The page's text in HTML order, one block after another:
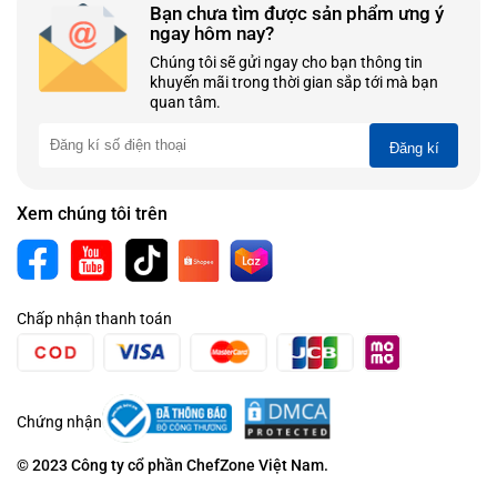
Bạn chưa tìm được sản phẩm ưng ý
ngay hôm nay?
Chúng tôi sẽ gửi ngay cho bạn thông tin
khuyến mãi trong thời gian sắp tới mà bạn
quan tâm.
Đăng kí
Xem chúng tôi trên
Chấp nhận thanh toán
Chứng nhận
© 2023 Công ty cổ phần ChefZone Việt Nam.